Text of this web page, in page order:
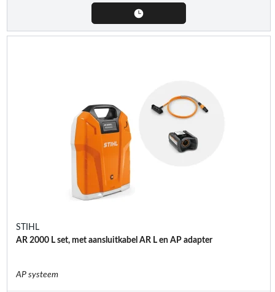
STIHL
AR 2000 L set, met aansluitkabel AR L en AP adapter
AP systeem